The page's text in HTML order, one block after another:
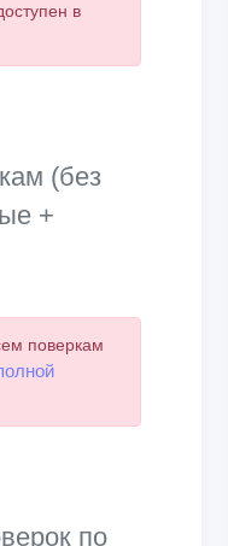
в
(без
+
поверкам
по